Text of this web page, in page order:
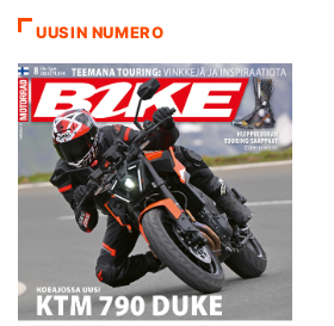
vastusta sarjan
ulkopuolisista kuljettajista,
kun vastaan asettuu
Imatran Moottorikerhon
Juha Kallion johdolla nippu
kotimaisia Superbiken…
UUSIN NUMERO